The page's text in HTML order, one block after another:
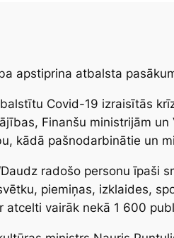
apstiprina atbalsta
Covid-19 izraisītās
Finanšu ministrijām
kādā pašnodarbinātie un
radošo personu īpaši
piemiņas, izklaides,
atcelti vairāk nekā 1 600